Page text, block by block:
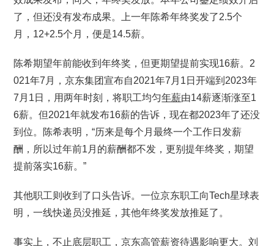
了，但还没有发布成果。上一年陈希年终奖发了2.5个
月，12+2.5个月，便是14.5薪。
陈希期望年前能收到年终奖，但更期望提前实现16薪。2
021年7月，京东集团宣布自2021年7月1日开端到2023年
7月1日，用两年时刻，将职工均匀年薪由14薪逐渐涨至1
6薪。但2021年就发布16薪的告诉，现在都2023年了还没
到位。陈希表明，“历来是每个月最终一个工作日发薪
酬，所以过年前1月的薪酬都不发，更别提年终奖，期望
提前落实16薪。”
其他职工则收到了口头告诉。一位京东职工向Tech星球表
明，一线快递员没推延，其他年终奖发放推延了。
事实上，不止底层职工，京东高管薪资待遇影响更大。刘